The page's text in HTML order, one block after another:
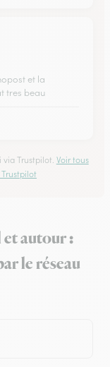
et la
tres beau
Trustpilot. Voir tous
autour :
le réseau